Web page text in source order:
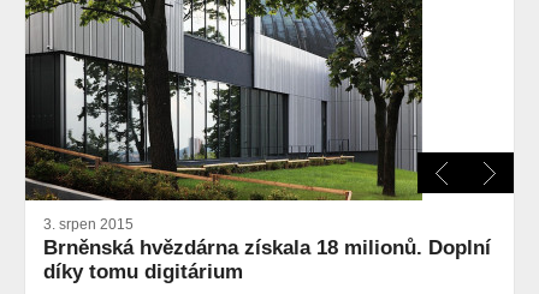
3. srpen 2015
Brněnská hvězdárna získala 18 milionů. Doplní
díky tomu digitárium